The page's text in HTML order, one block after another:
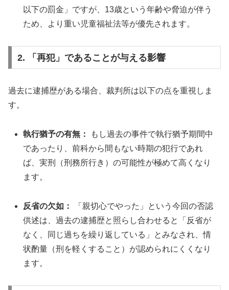
以下の罰金」ですが、13歳という年齢や脅迫が伴う
ため、より重い児童福祉法等が優先されます。
2. 「再犯」であることが与える影響
過去に逮捕歴がある場合、裁判所は以下の点を重視しま
す。
執行猶予の有無：
もし過去の事件で執行猶予期間中
であったり、前科から間もない時期の犯行であれ
ば、実刑（刑務所行き）の可能性が極めて高くなり
ます。
反省の欠如：
「親切心でやった」という今回の否認
供述は、過去の逮捕歴と照らし合わせると「反省が
なく、同じ過ちを繰り返している」とみなされ、情
状酌量（刑を軽くすること）が認められにくくなり
ます。